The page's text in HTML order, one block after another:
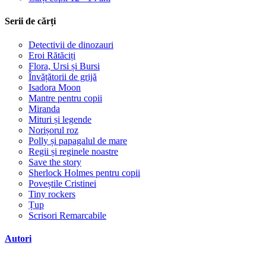
Serii de cărți
Detectivii de dinozauri
Eroi Rătăciți
Flora, Ursi și Bursi
Învățătorii de grijă
Isadora Moon
Mantre pentru copii
Miranda
Mituri și legende
Norișorul roz
Polly și papagalul de mare
Regii și reginele noastre
Save the story
Sherlock Holmes pentru copii
Poveștile Cristinei
Tiny rockers
Țup
Scrisori Remarcabile
Autori